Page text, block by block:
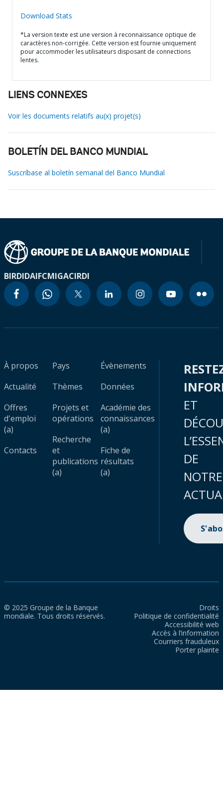
Download Stats
*La version texte est une version à reconnaissance optique de
caractères non-corrigée. Cette version est fournie uniquement
pour accommoder les utilisateurs disposant de connections
lentes.
LIENS CONNEXES
Voir les documents relatifs au(x) projet(s)
BOLETÍN DEL BANCO MUNDIAL
Suscríbase al boletín semanal del Banco Mundial
BIRDIDAIFCMIGACIRDI
À propos
Actualité
Offres
d'emploi
(a)
Contacts
Pays
Thèmes
Projets et
opérations
Recherche
et
publications
(a)
Évènements
Données
Académie des
connaissances
(a)
Fiche de
résultats
(a)
ET
DE
NOTRE
© 2025 Groupe de la Banque
mondiale. Tous droits réservés.
Droits
Politique de confidentialité
Accessibilité web
Accès à l’information
Courriers frauduleux
Porter plainte